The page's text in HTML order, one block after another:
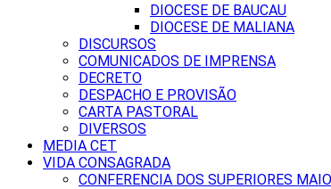
DIOCESE DE BAUCAU
DIOCESE DE MALIANA
DISCURSOS
COMUNICADOS DE IMPRENSA
DECRETO
DESPACHO E PROVISÃO
CARTA PASTORAL
DIVERSOS
MEDIA CET
VIDA CONSAGRADA
CONFERENCIA DOS SUPERIORES